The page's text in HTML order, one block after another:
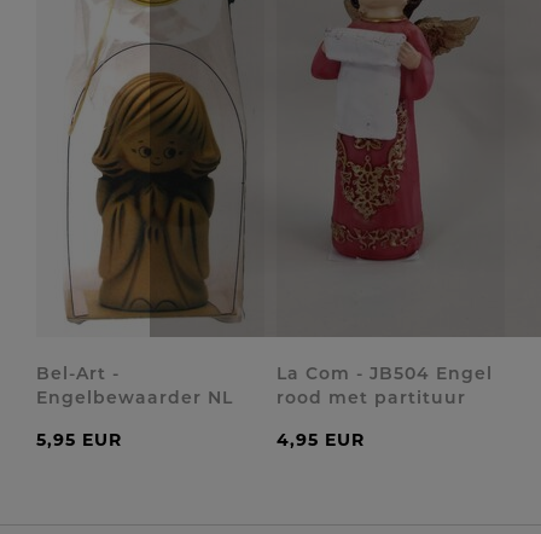
Bel-Art -
Engelbewaarder NL
5,95 EUR
La Com - JB504 Engel
rood met partituur
4,95 EUR